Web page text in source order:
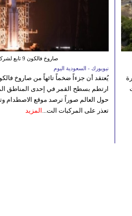
صاروخ فالكون 9 تابع لشركة سبيس إكس
نيويورك - السعودية اليوم
ارتطم بسطح القمر في إحدى المناطق
حول العالم صوراً ترصد موقع الاصطدام
تعذر على المركبات الت... المزيد